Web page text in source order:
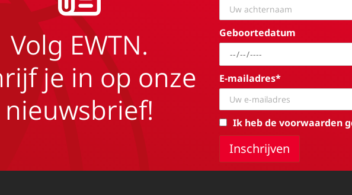
Volg EWTN.
je in op onze
nieuwsbrief!
Geboortedatum
E-mailadres*
Ik heb de voorwaarden